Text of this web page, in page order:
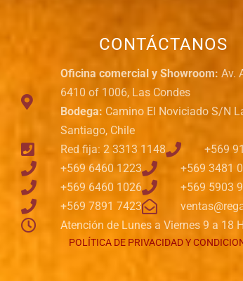
CONTÁCTANOS
Oficina comercial y Showroom: Av.
6410 of 1006, Las Condes
Bodega: Camino El Noviciado S/N
Santiago, Chile
Red fija: 2 3313 1148
+569
+569 6460 1223
+569 3481
+569 6460 1026
+569 5903
+569 7891 7423
Atención de Lunes a Viernes 9 a 18
POLÍTICA DE PRIVACIDAD Y